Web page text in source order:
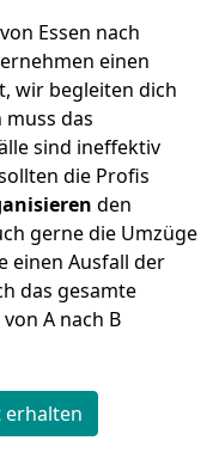
Essen nach
einen
wir begleiten dich
das
sind ineffektiv
die Profis
den
gerne die Umzüge
einen Ausfall der
das gesamte
A nach B
erhalten